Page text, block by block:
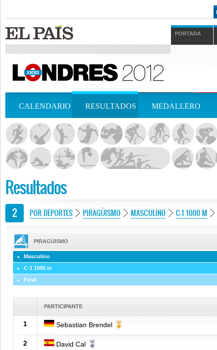
PORTADA
CALENDARIO RESULTADOS MEDALLERO
Resultados
POR DEPORTES PIRAGÜISMO MASCULINO C-1 1000 M
PIRAGÜISMO
Masculino
C-1 1000 m
Final
PARTICIPANTE
1 Sebastian Brendel
2 David Cal